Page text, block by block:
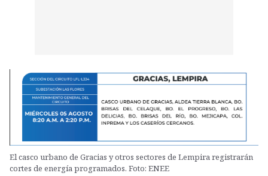
El casco urbano de Gracias y otros sectores de Lempira registrarán
cortes de energía programados. Foto: ENEE